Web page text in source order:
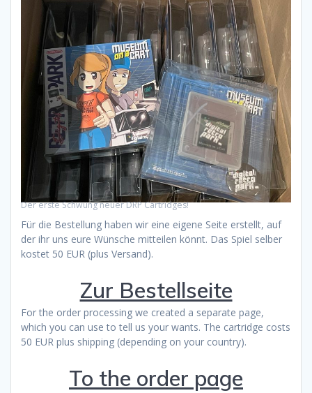
Der erste Schwung neuer DRP Cartridges!
Für die Bestellung haben wir eine eigene Seite erstellt, auf
der ihr uns eure Wünsche mitteilen könnt. Das Spiel selber
kostet 50 EUR (plus Versand).
Zur Bestellseite
For the order processing we created a separate page,
which you can use to tell us your wants. The cartridge costs
50 EUR plus shipping (depending on your country).
To the order page